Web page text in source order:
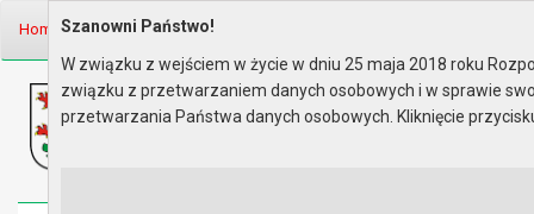
Home Organy Rada Miejska
Biuletyn Informacji Publicznej
Urząd Miasta i Gminy w Gryfinie
Szanowni Państwo!
W związku z wejściem w życie w dniu 25 maja 2018 roku
związku z przetwarzaniem danych osobowych i w sprawie
przetwarzania Państwa danych osobowych. Kliknięcie